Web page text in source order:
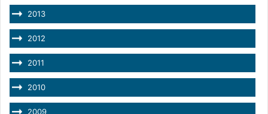
2013
2012
2011
2010
2009